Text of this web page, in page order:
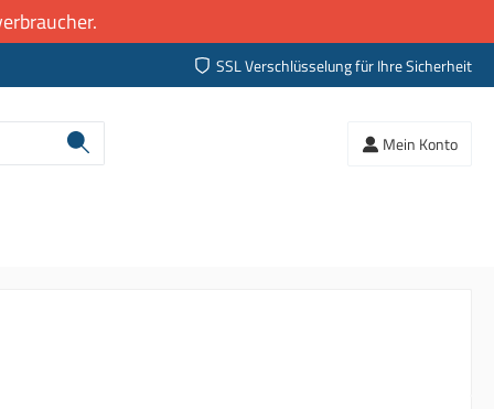
SSL Verschlüsselung für Ihre Sicherheit
Mein Konto